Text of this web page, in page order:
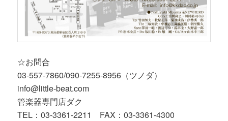
☆お問合
03-557-7860/090-7255-8956（ツノダ）
info@little-beat.com
管楽器専門店ダク
TEL：03-3361-2211 FAX：03-3361-4300